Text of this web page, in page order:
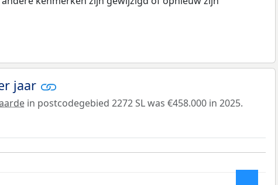
jaar
in postcodegebied 2272 SL was €458.000 in 2025.